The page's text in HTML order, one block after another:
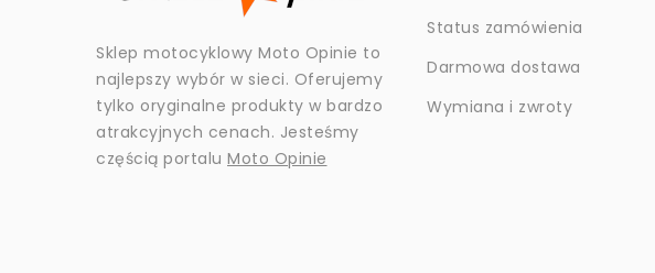
Sklep motocyklowy Moto Opinie to
najlepszy wybór w sieci. Oferujemy
tylko oryginalne produkty w bardzo
atrakcyjnych cenach. Jesteśmy
częścią portalu Moto Opinie
Status zamówienia
Darmowa dostawa
Wymiana i zwroty